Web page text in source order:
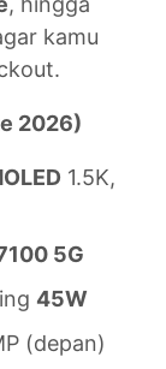
kamu
2026)
1.5K,
5G
45W
(depan)